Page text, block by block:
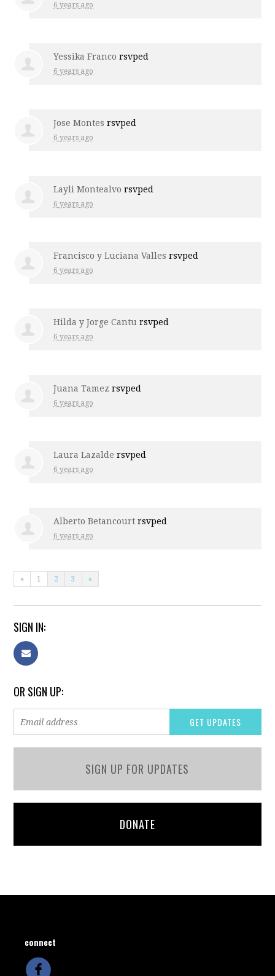
6 years ago
Yessika Franco rsvped
6 years ago
Jose Montes rsvped
6 years ago
Layli Montealvo rsvped
6 years ago
Francisco y Luciana Valles rsvped
6 years ago
Hilda y Jorge Cantu rsvped
6 years ago
Juana Tamez rsvped
6 years ago
Laura Lazalde rsvped
6 years ago
Alberto Betancourt rsvped
6 years ago
« 1 2 3 »
SIGN IN:
OR SIGN UP:
SIGN UP FOR UPDATES
DONATE
connect